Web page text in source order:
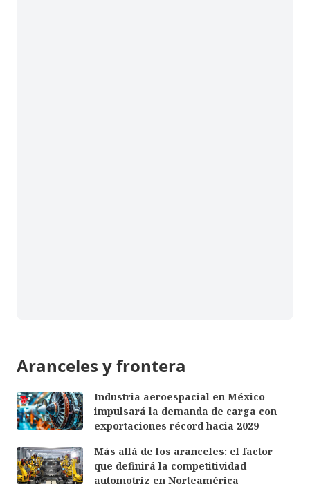
Aranceles y frontera
Industria aeroespacial en México
impulsará la demanda de carga con
exportaciones récord hacia 2029
Más allá de los aranceles: el factor
que definirá la competitividad
automotriz en Norteamérica